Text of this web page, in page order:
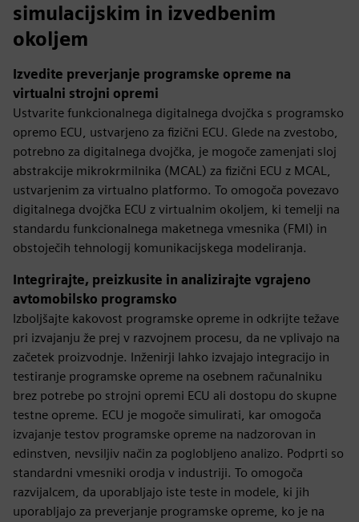
simulacijskim in izvedbenim
okoljem
Izvedite preverjanje programske opreme na
virtualni strojni opremi
Ustvarite funkcionalnega digitalnega dvojčka s programsko
opremo ECU, ustvarjeno za fizični ECU. Glede na zvestobo,
potrebno za digitalnega dvojčka, je mogoče zamenjati sloj
abstrakcije mikrokrmilnika (MCAL) za fizični ECU z MCAL,
ustvarjenim za virtualno platformo. To omogoča povezavo
digitalnega dvojčka ECU z virtualnim okoljem, ki temelji na
standardu funkcionalnega maketnega vmesnika (FMI) in
obstoječih tehnologij komunikacijskega modeliranja.
Integrirajte, preizkusite in analizirajte vgrajeno
avtomobilsko programsko
Izboljšajte kakovost programske opreme in odkrijte težave
pri izvajanju že prej v razvojnem procesu, da ne vplivajo na
začetek proizvodnje. Inženirji lahko izvajajo integracijo in
testiranje programske opreme na osebnem računalniku
brez potrebe po strojni opremi ECU ali dostopu do skupne
testne opreme. ECU je mogoče simulirati, kar omogoča
izvajanje testov programske opreme na nadzorovan in
edinstven, nevsiljiv način za poglobljeno analizo. Podprti so
standardni vmesniki orodja v industriji. To omogoča
razvijalcem, da uporabljajo iste teste in modele, ki jih
uporabljajo za preverjanje programske opreme, ko je na